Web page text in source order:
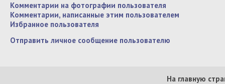
Комментарии на фотографии пользователя
Комментарии, написанные этим пользователем
Избранное пользователя
Отправить личное сообщение пользователю
На главную